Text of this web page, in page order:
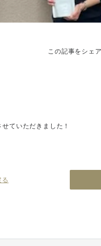
この記事をシェ
ていただきました！
る